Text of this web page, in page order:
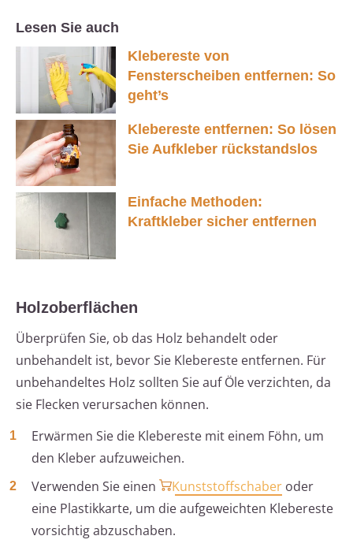
Lesen Sie auch
Klebereste von
Fensterscheiben entfernen: So
geht’s
Klebereste entfernen: So lösen
Sie Aufkleber rückstandslos
Einfache Methoden:
Kraftkleber sicher entfernen
Holzoberflächen
Überprüfen Sie, ob das Holz behandelt oder
unbehandelt ist, bevor Sie Klebereste entfernen. Für
unbehandeltes Holz sollten Sie auf Öle verzichten, da
sie Flecken verursachen können.
Erwärmen Sie die Klebereste mit einem Föhn, um
den Kleber aufzuweichen.
Verwenden Sie einen
Kunststoffschaber oder
eine Plastikkarte, um die aufgeweichten Klebereste
vorsichtig abzuschaben.